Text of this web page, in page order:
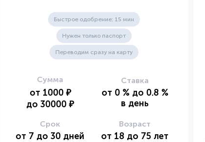
Быстрое одобрение: 15 мин
Нужен только паспорт
Переводим сразу на карту
Сумма
от 1000 ₽
до 30000 ₽
Ставка
от 0 % до 0.8 %
в день
Срок
от 7 до 30 дней
Возраст
от 18 до 75 лет